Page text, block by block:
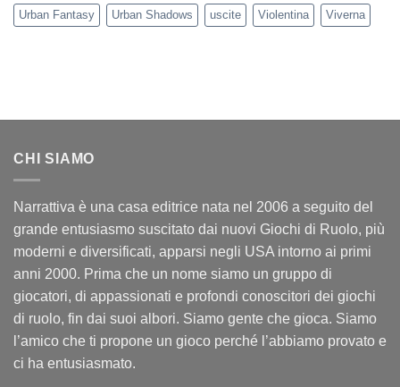
Urban Fantasy Urban Shadows uscite Violentina Viverna
CHI SIAMO
Narrattiva è una casa editrice nata nel 2006 a seguito del
grande entusiasmo suscitato dai nuovi Giochi di Ruolo, più
moderni e diversificati, apparsi negli USA intorno ai primi
anni 2000. Prima che un nome siamo un gruppo di
giocatori, di appassionati e profondi conoscitori dei giochi
di ruolo, fin dai suoi albori. Siamo gente che gioca. Siamo
l’amico che ti propone un gioco perché l’abbiamo provato e
ci ha entusiasmato.